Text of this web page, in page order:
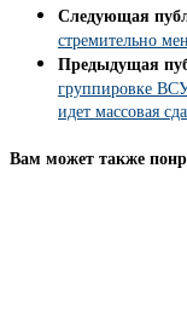
Следующая
стремительно
Предыдущая
группировке
идет массовая
Вам может также